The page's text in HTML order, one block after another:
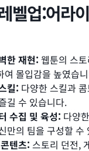
벨업:어라
한 재현: 웹툰의 스
여 몰입감을 높였습
킬: 다양한 스킬과
길 수 있습니다.
수집 및 육성: 다양
만의 팀을 구성할 수
텐츠: 스토리 던전,